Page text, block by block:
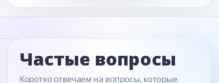
Частые вопросы
Коротко отвечаем на вопросы, которые